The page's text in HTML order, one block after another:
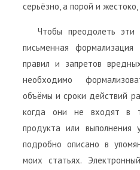
серьёзно, а порой и
Чтобы преодолеть эти
письменная
правил и запретов
необходимо
объёмы и сроки действий
когда они не входят в
продукта или выполнения
подробно описано в
моих статьях.